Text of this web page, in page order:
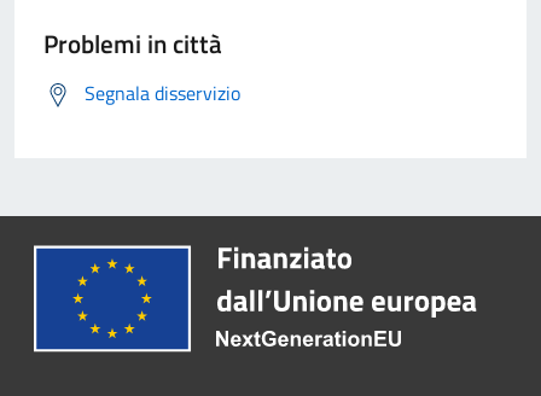
Problemi in città
Segnala disservizio